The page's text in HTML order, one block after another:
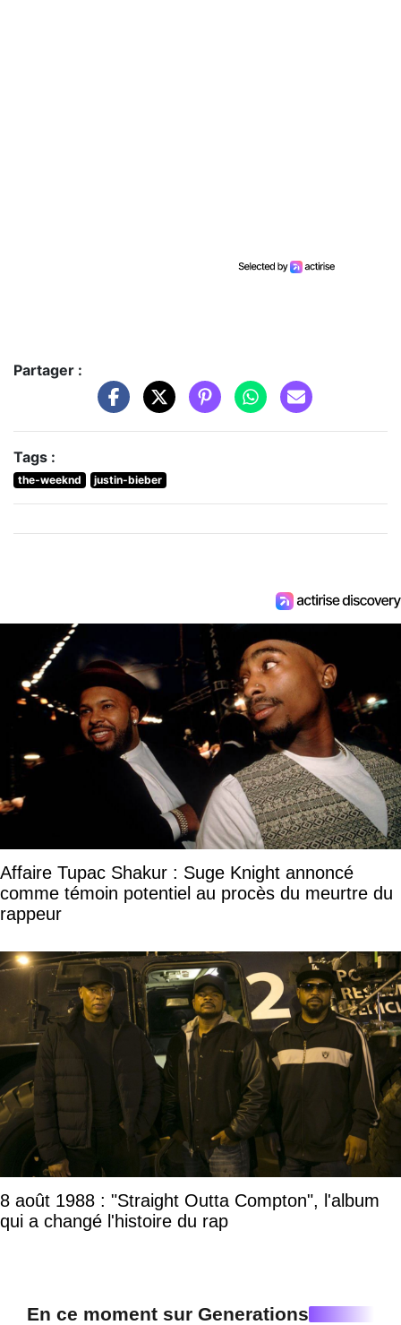
Partager :
Tags :
the-weeknd justin-bieber
Affaire Tupac Shakur : Suge Knight annoncé
comme témoin potentiel au procès du meurtre du
rappeur
8 août 1988 : "Straight Outta Compton", l'album
qui a changé l'histoire du rap
En ce moment sur Generations